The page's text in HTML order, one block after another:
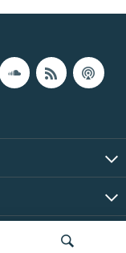
права защищены.